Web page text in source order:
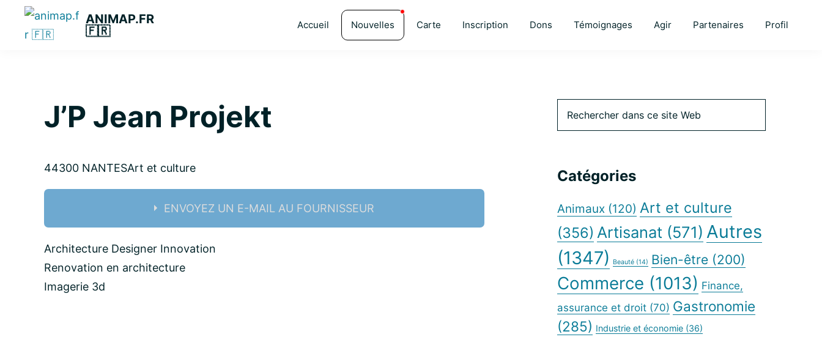
Passer
Passer
Passer
ANIMAP.FR
🇫🇷
Accueil Nouvelles Carte Inscription Dons Témoignages Agir Partenaires Profil
J’P Jean Projekt
44300 NANTESArt et culture
ENVOYEZ UN E-MAIL AU FOURNISSEUR
Nom:
email:
Architecture Designer Innovation
Renovation en architecture
Imagerie 3d
Barre
principale
dans
Catégories
Animaux (120) Art et culture
(356) Artisanat (571) Autres
(1347)
Beauté (14) Bien-être (200)
Commerce (1013) Finance,
assurance et droit (70) Gastronomie
(285) Industrie et économie (36)